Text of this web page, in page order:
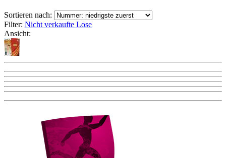
Sortieren nach:
Filter: Nicht verkaufte Lose
Ansicht: